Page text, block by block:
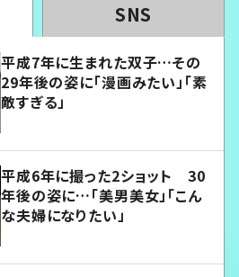
SNS
平成7年に生まれた双子…その
29年後の姿に「漫画みたい」「素
敵すぎる」
平成6年に撮った2ショット 30
年後の姿に…「美男美女」「こん
な夫婦になりたい」